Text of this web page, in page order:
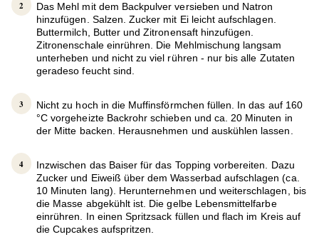
Das Mehl mit dem Backpulver versieben und Natron
hinzufügen. Salzen. Zucker mit Ei leicht aufschlagen.
Buttermilch, Butter und Zitronensaft hinzufügen.
Zitronenschale einrühren. Die Mehlmischung langsam
unterheben und nicht zu viel rühren - nur bis alle Zutaten
geradeso feucht sind.
Nicht zu hoch in die Muffinsförmchen füllen. In das auf 160
°C vorgeheizte Backrohr schieben und ca. 20 Minuten in
der Mitte backen. Herausnehmen und auskühlen lassen.
Inzwischen das Baiser für das Topping vorbereiten. Dazu
Zucker und Eiweiß über dem Wasserbad aufschlagen (ca.
10 Minuten lang). Herunternehmen und weiterschlagen, bis
die Masse abgekühlt ist. Die gelbe Lebensmittelfarbe
einrühren. In einen Spritzsack füllen und flach im Kreis auf
die Cupcakes aufspritzen.